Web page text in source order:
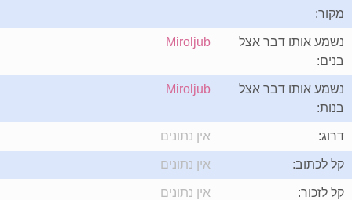
מקור:
נשמע אותו דבר אצל
בנים:
Miroljub
נשמע אותו דבר אצל
בנות:
Miroljub
דרוג: אין נתונים
קל לכתוב: אין נתונים
קל לזכור: אין נתונים